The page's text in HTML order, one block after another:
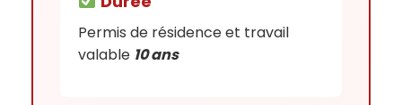
Permis de résidence et travail
valable 10 ans